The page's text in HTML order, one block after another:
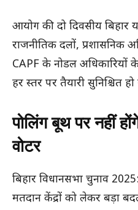
आयोग की दो दिवसीय बिहार
राजनीतिक दलों, प्रशासनिक
CAPF के नोडल अधिकारियों
हर स्तर पर तैयारी सुनिश्चित
पोलिंग बूथ पर नहीं
वोटर
बिहार विधानसभा चुनाव
मतदान केंद्रों को लेकर बड़ा